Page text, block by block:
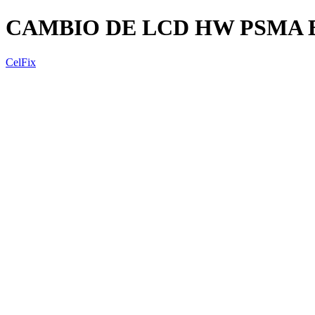
CAMBIO DE LCD HW PSMA
CelFix